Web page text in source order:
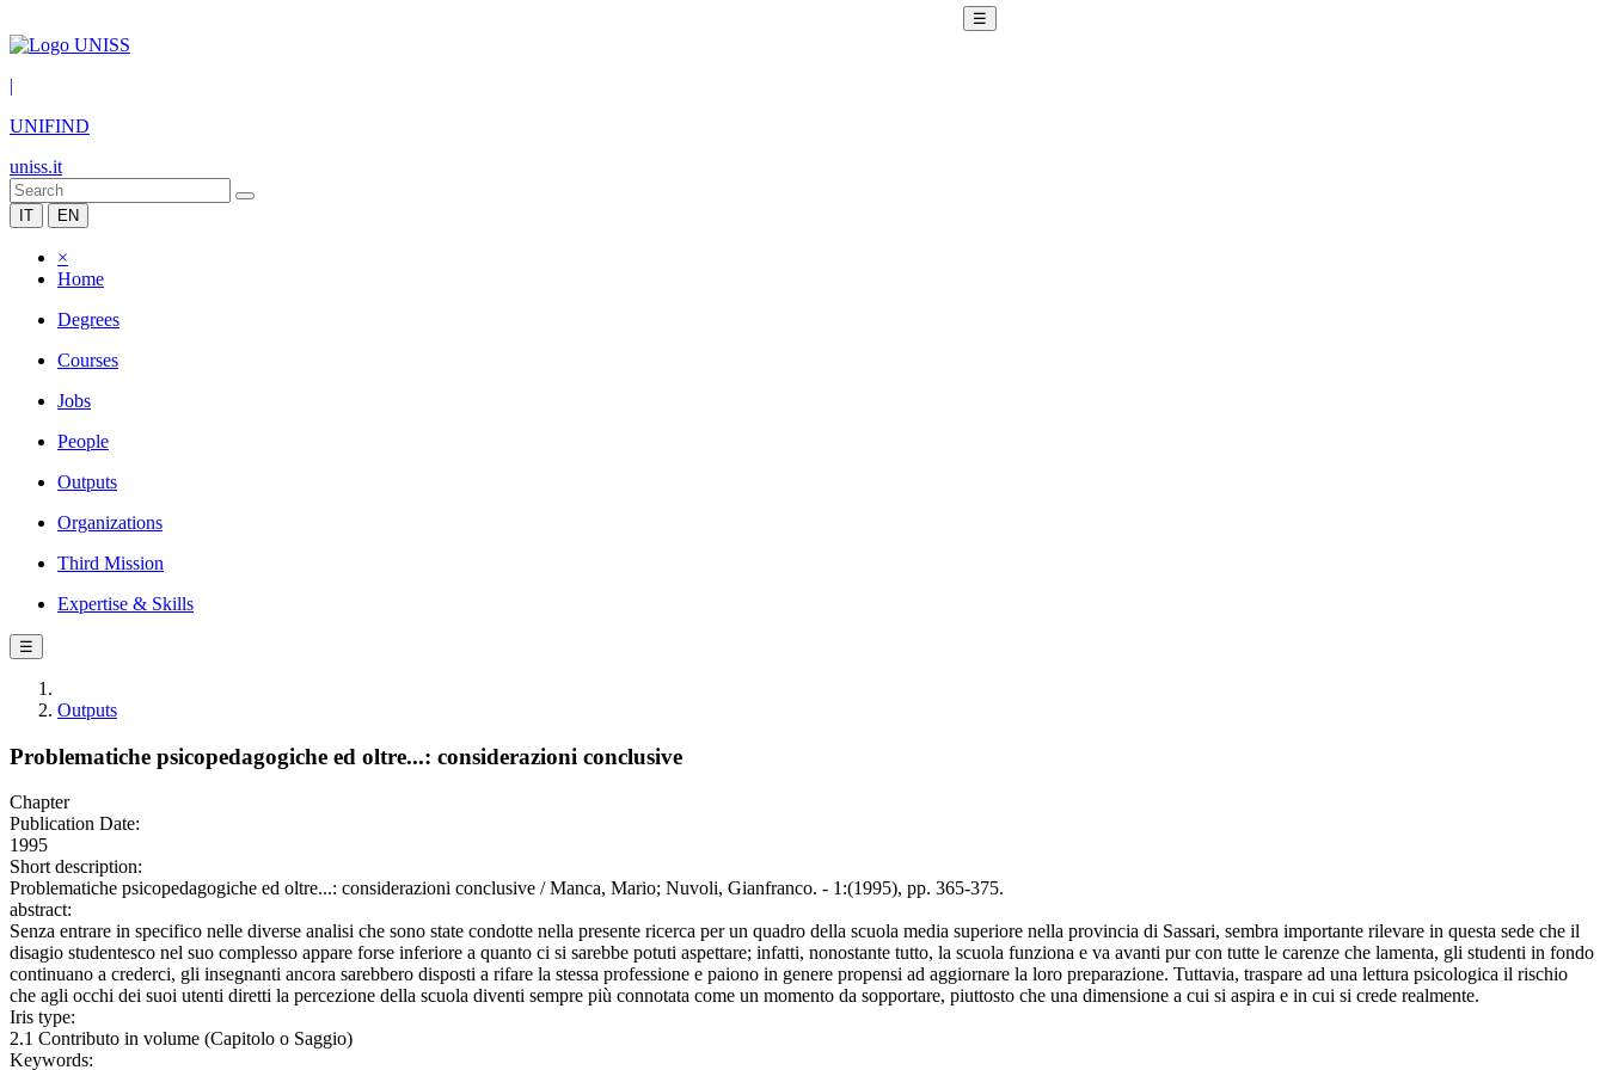
☰
|
UNIFIND
uniss.it
IT EN
×
Home
Degrees
Courses
Jobs
People
Outputs
Organizations
Third Mission
Expertise & Skills
☰
Outputs
Problematiche psicopedagogiche ed oltre...: considerazioni conclusive
Chapter
Publication Date:
1995
Short description:
Problematiche psicopedagogiche ed oltre...: considerazioni conclusive / Manca, Mario; Nuvoli, Gianfranco. - 1:(1995), pp. 365-375.
abstract:
Senza entrare in specifico nelle diverse analisi che sono state condotte nella presente ricerca per un quadro della scuola media superiore nella provincia di Sassari, sembra importante rilevare in questa sede che il
disagio studentesco nel suo complesso appare forse inferiore a quanto ci si sarebbe potuti aspettare; infatti, nonostante tutto, la scuola funziona e va avanti pur con tutte le carenze che lamenta, gli studenti in fondo
continuano a crederci, gli insegnanti ancora sarebbero disposti a rifare la stessa professione e paiono in genere propensi ad aggiornare la loro preparazione. Tuttavia, traspare ad una lettura psicologica il rischio
che agli occhi dei suoi utenti diretti la percezione della scuola diventi sempre più connotata come un momento da sopportare, piuttosto che una dimensione a cui si aspira e in cui si crede realmente.
Iris type:
2.1 Contributo in volume (Capitolo o Saggio)
Keywords: